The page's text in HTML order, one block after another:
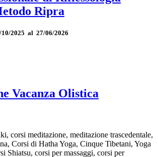
Ripra
2025 al 27/06/2026
Vacanza Olistica
corsi meditazione, meditazione trascedentale,
Corsi di Hatha Yoga, Cinque Tibetani, Yoga
Shiatsu, corsi per massaggi, corsi per